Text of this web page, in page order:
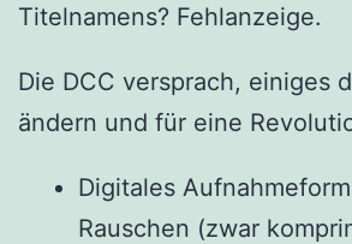
Titelnamens? Fehlanzeige.
Die DCC versprach, einiges
ändern und für eine
Digitales
Rauschen (zwar